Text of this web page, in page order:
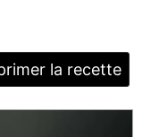
la recette